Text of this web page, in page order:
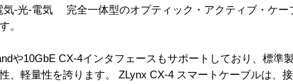
気-光-電気 完全一体型のオプティック・アクティブ・ケー
。
や10GbE CX-4インタフェースもサポートしており、標
、軽量性を誇ります。 ZLynx CX-4 スマートケーブルは、